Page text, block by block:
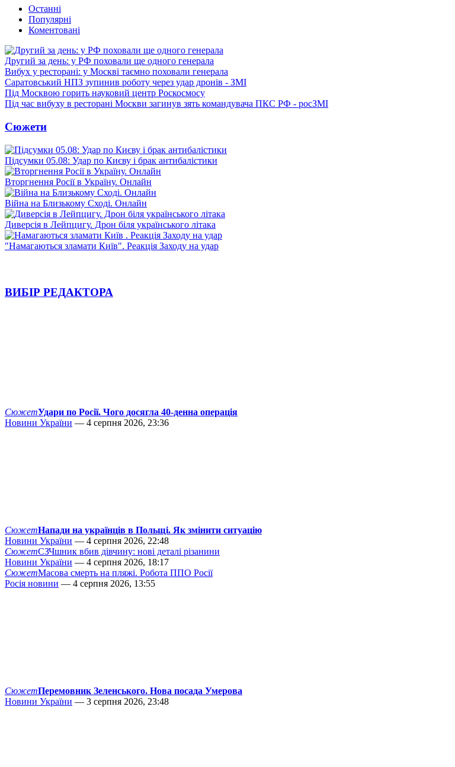
Останні
Популярні
Коментовані
Другий за день: у РФ поховали ще одного генерала
Вибух у ресторані: у Москві таємно поховали генерала
Саратовський НПЗ зупинив роботу через удар дронів - ЗМІ
Під Москвою горить науковий центр Роскосмосу
Під час вибуху в ресторані Москви загинув зять командувача ПКС РФ - росЗМІ
Сюжети
Підсумки 05.08: Удар по Києву і брак антибалістики
Вторгнення Росії в Україну. Онлайн
Війна на Близькому Сході. Онлайн
Диверсія в Лейпцигу. Дрон біля українського літака
"Намагаються зламати Київ". Реакція Заходу на удар
ВИБІР РЕДАКТОРА
СюжетУдари по Росії. Чого досягла 40-денна операція
Новини України — 4 серпня 2026, 23:36
СюжетНапади на українців в Польщі. Як змінити ситуацію
Новини України — 4 серпня 2026, 22:48
СюжетСЗЧшник вбив дівчину: нові деталі різанини
Новини України — 4 серпня 2026, 18:17
СюжетМасова смерть на пляжі. Робота ППО Росії
Росія новини — 4 серпня 2026, 13:55
СюжетПеремовник Зеленського. Нова посада Умерова
Новини України — 3 серпня 2026, 23:48